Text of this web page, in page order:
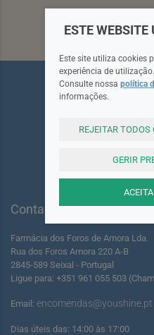
Contactos
Farmácia dos Foros de Amora Lda.
Rua dos Foros Amora 220 A-B
2845-589 Seixal - Portugal
Ligue para: +351 961 055 503
Email: encomendas@youshine.pt
Dias úteis das: 14:00 às 17:00
ESTE
Este site utiliza cookies
experiência de utilização.
Consulte nossa política
informações.
REJEITAR TODOS
GERIR